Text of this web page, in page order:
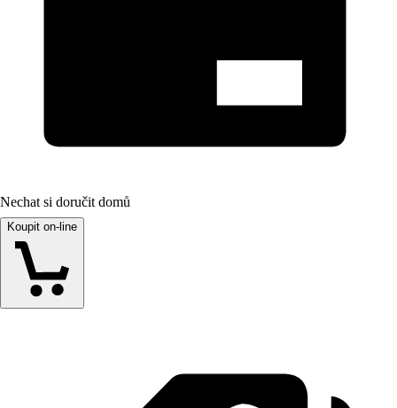
Nechat si doručit domů
Koupit on-line